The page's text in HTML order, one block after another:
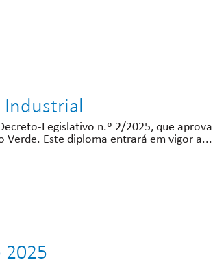
Legislativo n.º 2/2025, que aprova
Verde. Este diploma entrará em vigor a...
2025